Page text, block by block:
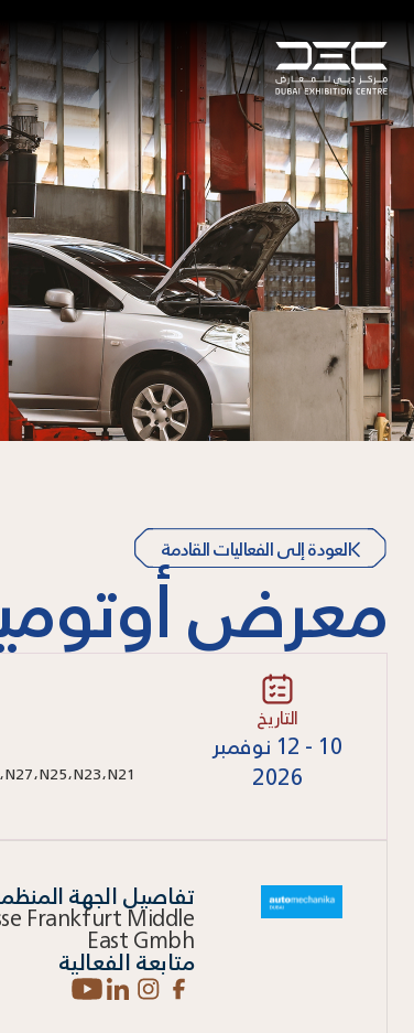
العودة إلى الفعاليات القادمة
معرض
التاريخ
10 - 12 نوفمبر
2026
N21،N23،N25،N27،
تفاصيل الجهة
Frankfurt Middle
East Gmbh
متابعة الفعالية